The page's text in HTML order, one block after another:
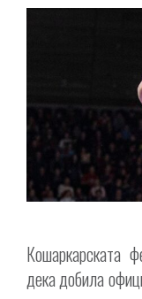
Кошаркарската
дека добила